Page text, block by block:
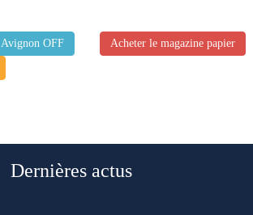
Avignon OFF
Acheter le magazine papier
Dernières actus